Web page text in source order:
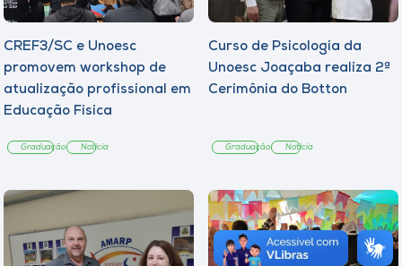
CREF3/SC e Unoesc
promovem workshop de
atualização profissional em
Educação Física
Graduação Notícia
Curso de Psicologia da
Unoesc Joaçaba realiza 2ª
Cerimônia do Botton
Graduação Notícia